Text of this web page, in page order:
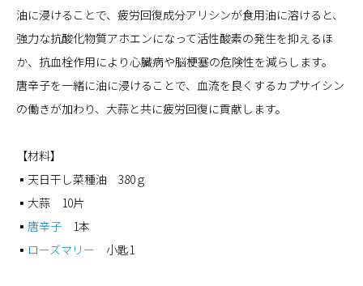
油に浸けることで、疲労回復成分アリシンが食用油に溶けると、
強力な抗酸化物質アホエンになって活性酸素の発生を抑えるほ
か、抗血栓作用により心臓病や脳梗塞の危険性を減らします。
唐辛子を一緒に油に浸けることで、血流を良くするカプサイシン
の働きが加わり、大蒜と共に疲労回復に貢献します。
【材料】
▪天日干し菜種油 380ｇ
▪大蒜 10片
▪ 唐辛子 1本
▪ ローズマリー 小匙1